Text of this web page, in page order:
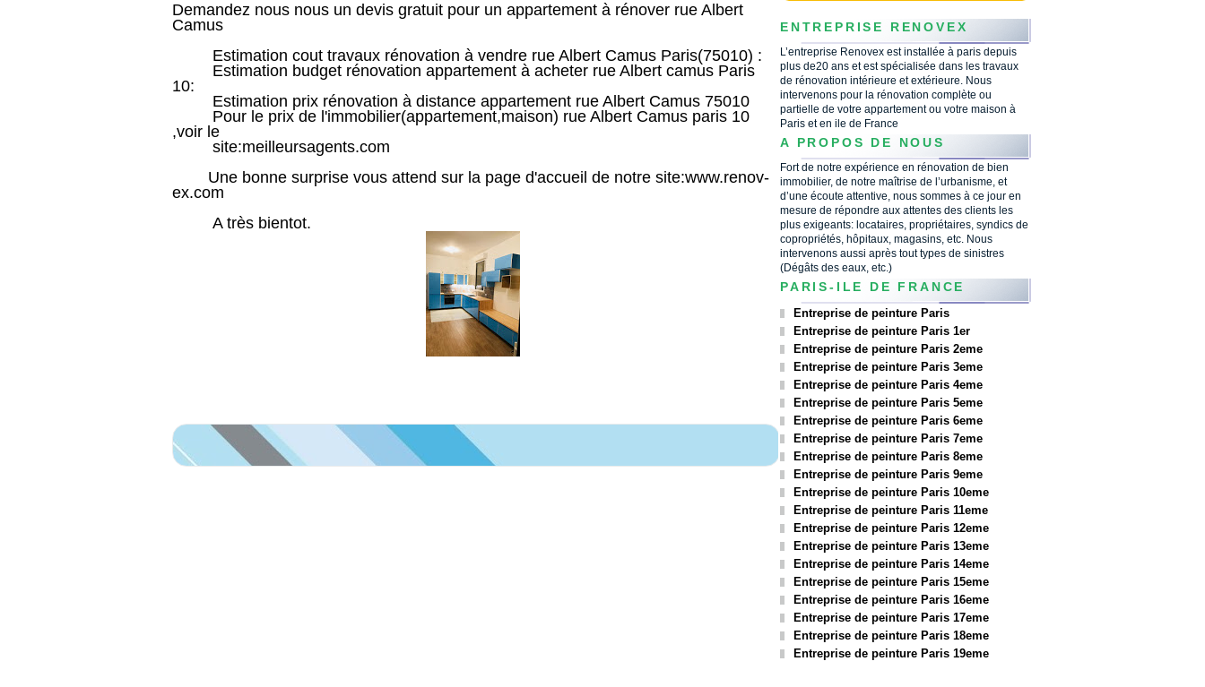
Demandez nous nous un devis gratuit pour un appartement à rénover rue Albert
Camus
Estimation cout travaux rénovation à vendre rue Albert Camus Paris(75010) :
Estimation budget rénovation appartement à acheter rue Albert camus Paris
10:
Estimation prix rénovation à distance appartement rue Albert Camus 75010
Pour le prix de l'immobilier(appartement,maison) rue Albert Camus paris 10
,voir le
site:meilleursagents.com
Une bonne surprise vous attend sur la page d'accueil de notre site:www.renov-
ex.com
A très bientot.
ENTREPRISE RENOVEX
L’entreprise Renovex est installée à paris depuis
plus de20 ans et est spécialisée dans les travaux
de rénovation intérieure et extérieure. Nous
intervenons pour la rénovation complète ou
partielle de votre appartement ou votre maison à
Paris et en ile de France
A PROPOS DE NOUS
Fort de notre expérience en rénovation de bien
immobilier, de notre maîtrise de l’urbanisme, et
d’une écoute attentive, nous sommes à ce jour en
mesure de répondre aux attentes des clients les
plus exigeants: locataires, propriétaires, syndics de
copropriétés, hôpitaux, magasins, etc. Nous
intervenons aussi après tout types de sinistres
(Dégâts des eaux, etc.)
PARIS-ILE DE FRANCE
Entreprise de peinture Paris
Entreprise de peinture Paris 1er
Entreprise de peinture Paris 2eme
Entreprise de peinture Paris 3eme
Entreprise de peinture Paris 4eme
Entreprise de peinture Paris 5eme
Entreprise de peinture Paris 6eme
Entreprise de peinture Paris 7eme
Entreprise de peinture Paris 8eme
Entreprise de peinture Paris 9eme
Entreprise de peinture Paris 10eme
Entreprise de peinture Paris 11eme
Entreprise de peinture Paris 12eme
Entreprise de peinture Paris 13eme
Entreprise de peinture Paris 14eme
Entreprise de peinture Paris 15eme
Entreprise de peinture Paris 16eme
Entreprise de peinture Paris 17eme
Entreprise de peinture Paris 18eme
Entreprise de peinture Paris 19eme